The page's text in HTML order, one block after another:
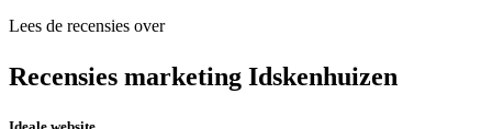
Lees de recensies over
Recensies marketing Idskenhuizen